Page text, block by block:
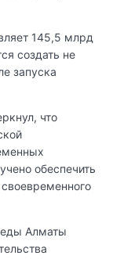
145,5 млрд
создать не
запуска
что
обеспечить
Алматы